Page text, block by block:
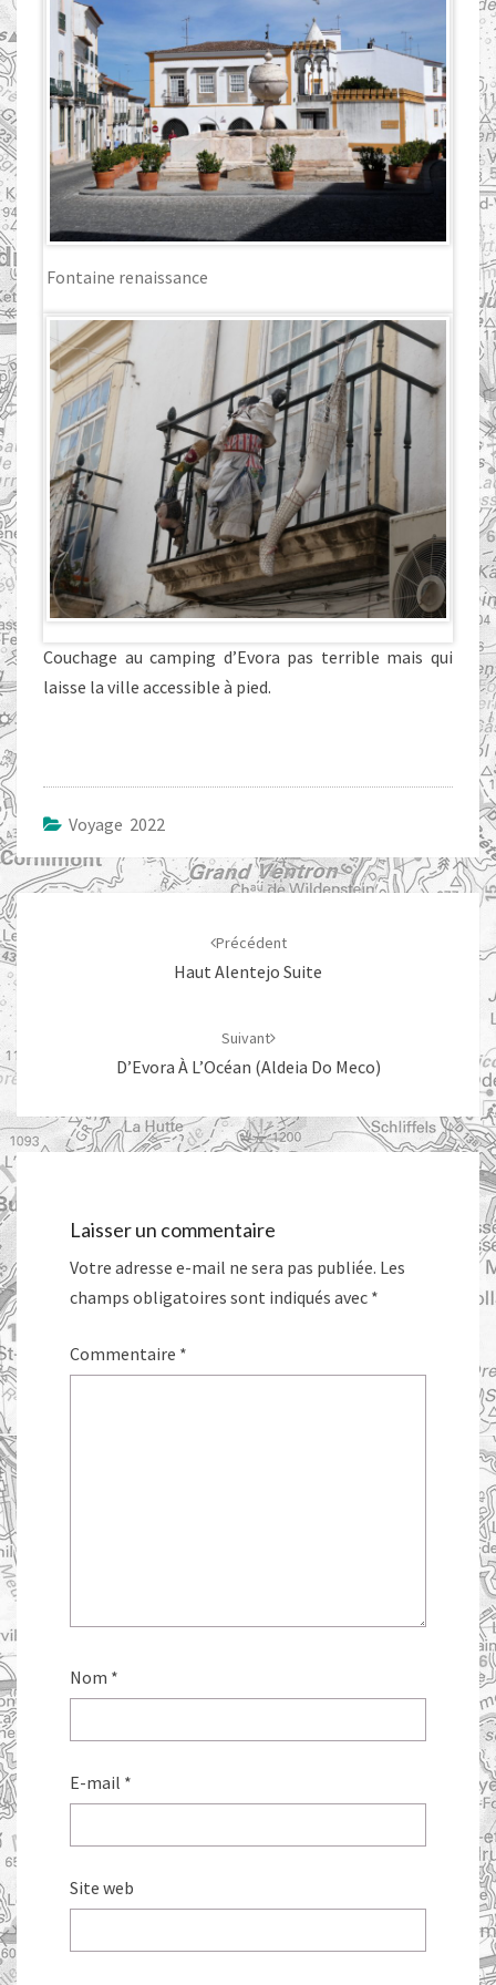
Fontaine renaissance
Couchage au camping d’Evora pas terrible mais qui
laisse la ville accessible à pied.
Voyage 2022
Navigation
d'article
Précédent
Haut Alentejo Suite
Suivant
D’Evora À L’Océan (Aldeia Do Meco)
Laisser un commentaire
Votre adresse e-mail ne sera pas publiée. Les
champs obligatoires sont indiqués avec *
Commentaire *
Nom *
E-mail *
Site web